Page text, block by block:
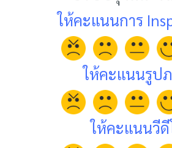
ให้คะแนนการ
ให้คะแนนรูป
ให้คะแนนวีดี